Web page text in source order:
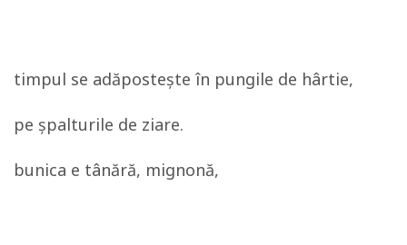
timpul se adăposteşte în pungile de hârtie,
pe şpalturile de ziare.
bunica e tânără, mignonă,